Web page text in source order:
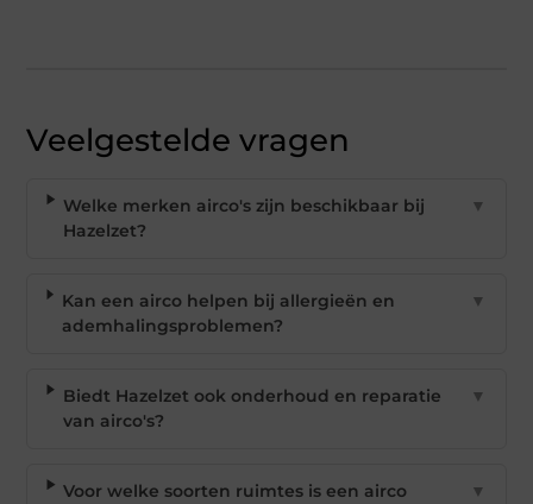
Veelgestelde vragen
Welke merken airco's zijn beschikbaar bij
Hazelzet?
▼
Kan een airco helpen bij allergieën en
ademhalingsproblemen?
▼
Biedt Hazelzet ook onderhoud en reparatie
van airco's?
▼
Voor welke soorten ruimtes is een airco
▼